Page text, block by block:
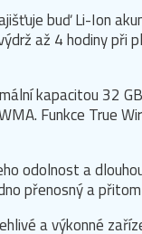
buď Li-Ion
až 4 hodiny při
kapacitou 32
Funkce True
odolnost a
přenosný a
a výkonné